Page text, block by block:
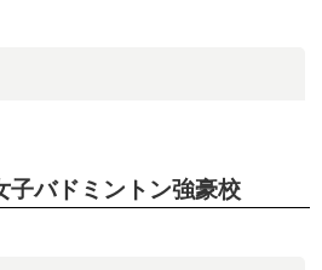
子バドミントン強豪校